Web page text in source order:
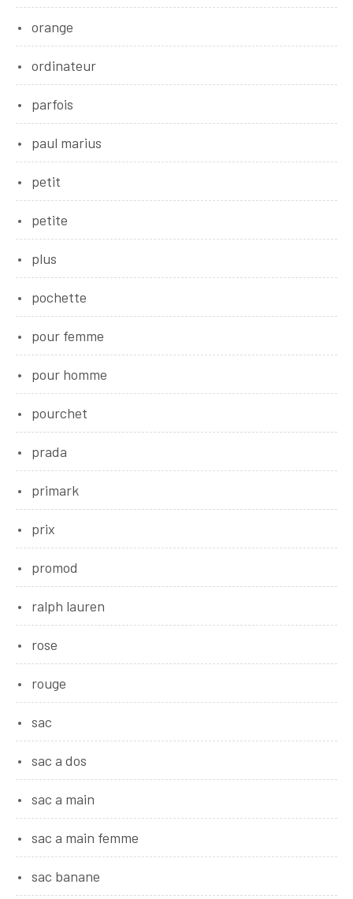
orange
ordinateur
parfois
paul marius
petit
petite
plus
pochette
pour femme
pour homme
pourchet
prada
primark
prix
promod
ralph lauren
rose
rouge
sac
sac a dos
sac a main
sac a main femme
sac banane